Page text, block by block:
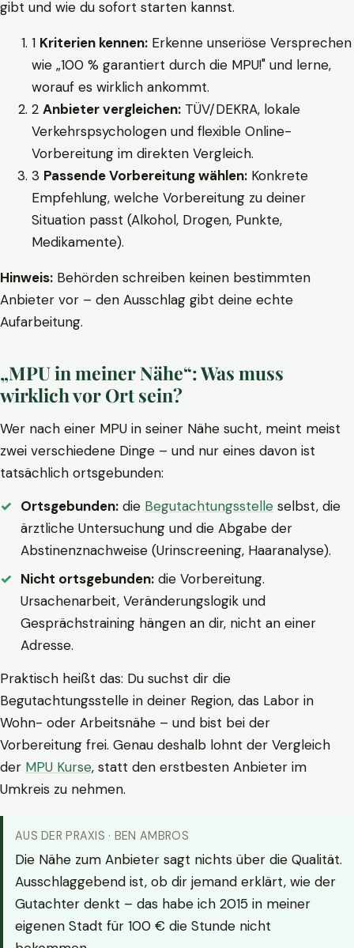
gibt und wie du sofort starten kannst.
1 Kriterien kennen: Erkenne unseriöse Versprechen
wie „100 % garantiert durch die MPU!" und lerne,
worauf es wirklich ankommt.
2 Anbieter vergleichen: TÜV/DEKRA, lokale
Verkehrspsychologen und flexible Online-
Vorbereitung im direkten Vergleich.
3 Passende Vorbereitung wählen: Konkrete
Empfehlung, welche Vorbereitung zu deiner
Situation passt (Alkohol, Drogen, Punkte,
Medikamente).
Hinweis: Behörden schreiben keinen bestimmten
Anbieter vor – den Ausschlag gibt deine echte
Aufarbeitung.
„MPU in meiner Nähe“: Was muss
wirklich vor Ort sein?
Wer nach einer MPU in seiner Nähe sucht, meint meist
zwei verschiedene Dinge – und nur eines davon ist
tatsächlich ortsgebunden:
Ortsgebunden: die Begutachtungsstelle selbst, die
ärztliche Untersuchung und die Abgabe der
Abstinenznachweise (Urinscreening, Haaranalyse).
Nicht ortsgebunden: die Vorbereitung.
Ursachenarbeit, Veränderungslogik und
Gesprächstraining hängen an dir, nicht an einer
Adresse.
Praktisch heißt das: Du suchst dir die
Begutachtungsstelle in deiner Region, das Labor in
Wohn- oder Arbeitsnähe – und bist bei der
Vorbereitung frei. Genau deshalb lohnt der Vergleich
der MPU Kurse, statt den erstbesten Anbieter im
Umkreis zu nehmen.
AUS DER PRAXIS · BEN AMBROS
Die Nähe zum Anbieter sagt nichts über die Qualität.
Ausschlaggebend ist, ob dir jemand erklärt, wie der
Gutachter denkt – das habe ich 2015 in meiner
eigenen Stadt für 100 € die Stunde nicht